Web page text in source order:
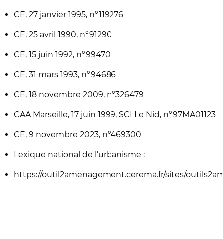
CE, 27 janvier 1995, n°119276
CE, 25 avril 1990, n°91290
CE, 15 juin 1992, n°99470
CE, 31 mars 1993, n°94686
CE, 18 novembre 2009, n°326479
CAA Marseille, 17 juin 1999, SCI Le Nid, n°97MA01123
CE, 9 novembre 2023, n°469300
Lexique national de l’urbanisme :
https://outil2amenagement.cerema.fr/sites/